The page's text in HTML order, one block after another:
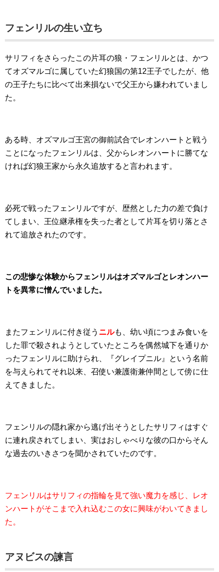
フェンリルの生い立ち
サリフィをさらったこの片耳の狼・フェンリルとは、かつ
てオズマルゴに属していた幻狼国の第12王子でしたが、他
の王子たちに比べて出来損ないで父王から嫌われていまし
た。
ある時、オズマルゴ王宮の御前試合でレオンハートと戦う
ことになったフェンリルは、父からレオンハートに勝てな
ければ幻狼王家から永久追放すると言われます。
必死で戦ったフェンリルですが、歴然とした力の差で負け
てしまい、王位継承権を失った者として片耳を切り落とさ
れて追放されたのです。
この悲惨な体験からフェンリルはオズマルゴとレオンハー
トを異常に憎んでいました。
またフェンリルに付き従う ニルも、幼い頃につまみ食いを
した罪で殺されようとしていたところを偶然城下を通りか
ったフェンリルに助けられ、『グレイプニル』という名前
を与えられてそれ以来、召使い兼護衛兼仲間として傍に仕
えてきました。
フェンリルの隠れ家から逃げ出そうとしたサリフィはすぐ
に連れ戻されてしまい、実はおしゃべりな彼の口からそん
な過去のいきさつを聞かされていたのです。
フェンリルはサリフィの指輪を見て強い魔力を感じ、レオ
ンハートがそこまで入れ込むこの女に興味がわいてきまし
た。
アヌビスの諫言